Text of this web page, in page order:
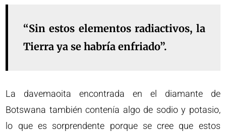
“Sin estos elementos radiactivos, la
Tierra ya se habría enfriado”.
La davemaoita encontrada en el diamante de
Botswana también contenía algo de sodio y potasio,
lo que es sorprendente porque se cree que estos